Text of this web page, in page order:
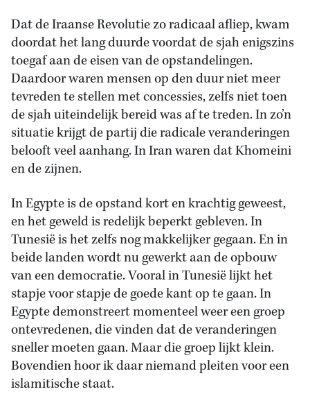
Dat de Iraanse Revolutie zo radicaal afliep, kwam
doordat het lang duurde voordat de sjah enigszins
toegaf aan de eisen van de opstandelingen.
Daardoor waren mensen op den duur niet meer
tevreden te stellen met concessies, zelfs niet toen
de sjah uiteindelijk bereid was af te treden. In zo’n
situatie krijgt de partij die radicale veranderingen
belooft veel aanhang. In Iran waren dat Khomeini
en de zijnen.
In Egypte is de opstand kort en krachtig geweest,
en het geweld is redelijk beperkt gebleven. In
Tunesië is het zelfs nog makkelijker gegaan. En in
beide landen wordt nu gewerkt aan de opbouw
van een democratie. Vooral in Tunesië lijkt het
stapje voor stapje de goede kant op te gaan. In
Egypte demonstreert momenteel weer een groep
ontevredenen, die vinden dat de veranderingen
sneller moeten gaan. Maar die groep lijkt klein.
Bovendien hoor ik daar niemand pleiten voor een
islamitische staat.